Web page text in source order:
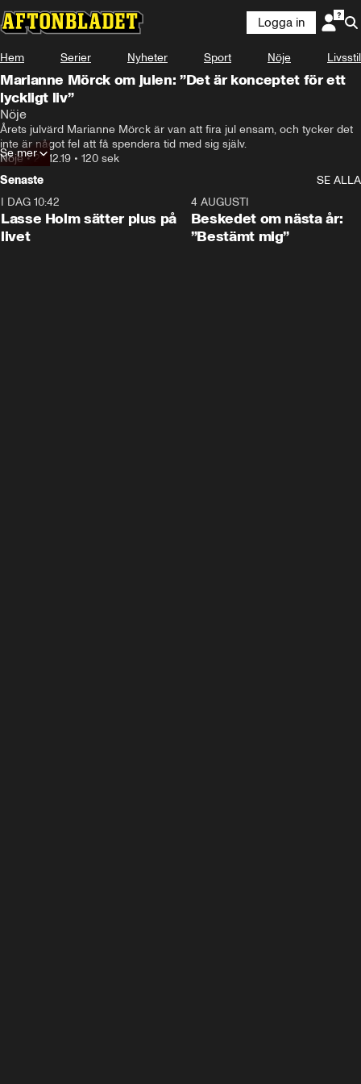
Logga in
Hem Serier Nyheter Sport Nöje Livsstil
Marianne Mörck om julen: ”Det är konceptet för ett
lyckligt liv”
Nöje
Årets julvärd Marianne Mörck är van att fira jul ensam, och tycker det
inte är något fel att få spendera tid med sig själv.
Nöje•23.12.19 • 120 sek
Se mer
Senaste
SE ALLA
I DAG 10:42
Lasse Holm sätter plus på
livet
4 AUGUSTI
Beskedet om nästa år:
”Bestämt mig”